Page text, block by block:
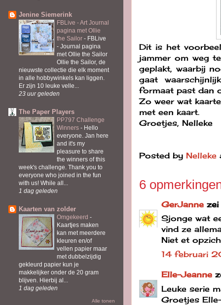
Dit is het
jammer om weg
geplakt, waarbij
gaat
formaat past dan
Zo weer wat
met een kaart.
Groetjes, Nelleke
Posted by Nelleke
6
GerJanne zei
Sjonge wat
vind ze
Niet et
14 februari
Elle-Jeanne
Leuke serie
Groetjes
Jenine Siemerink
FBLive - Art Journal
pagina met Ollie
the Sailor - FBLive
- Journal pagina
met Ollie the Sailor
Ollie the Sailor, de
nieuwste collectie die elk moment
in alle hobbywinkels kan liggen.
Er zijn 10 leuke velle...
23 uur geleden
The Paper Players
PP797 Challenge
Winners - Hello
everyone. Jan here
and it's my
pleasure to share
the winners of this
week's challenge. Thank you to
everyone who joined in the fun
with us! While all...
1 dag geleden
Kaarten van zolder
Omgekeerd -
Kaartjes maken
kan met meerdere
kleuren en/of
vellen papier maar
met dubbelzijdig
gekleurd papier kun je
makkelijker onder de 20 gram
blijven. Hierbij al...
1 dag geleden
Alle tonen